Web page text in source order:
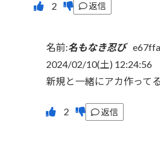
返信
名前:名もなき忍び
2024/02/10(土) 12:24:56
新規と一緒にアカ作って
返信